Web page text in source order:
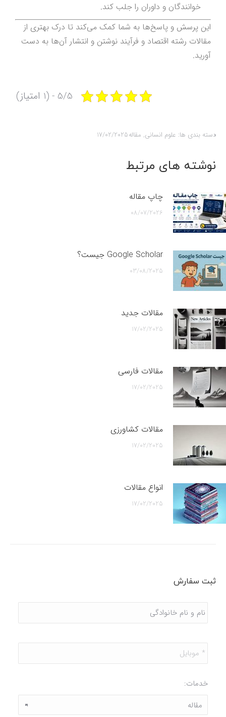
خوانندگان و داوران را جلب کند.
این پرسش و پاسخ‌ها به شما کمک می‌کند تا درک بهتری از
مقالات رشته اقتصاد و فرآیند نوشتن و انتشار آن‌ها به دست
آورید.
5/5 - (1 امتیاز)
دسته بندی ها: علوم انسانی, مقاله17/02/2025
نوشته های مرتبط
چاپ مقاله
08/07/2026
Google Scholar جیست؟
03/08/2025
مقالات جدید
17/02/2025
مقالات فارسی
17/02/2025
مقالات کشاورزی
17/02/2025
انواع مقالات
17/02/2025
ثبت سفارش
نام
و
*
موبایل *
خدمات: